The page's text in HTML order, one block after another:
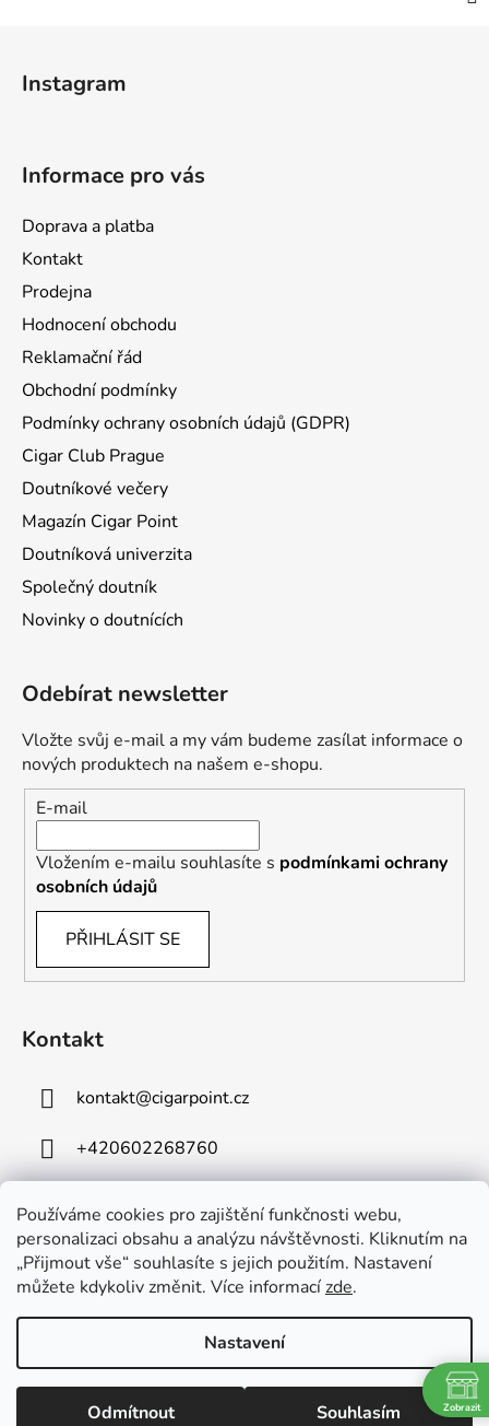
Používáme cookies pro zajištění funkčnosti webu,
personalizaci obsahu a analýzu návštěvnosti. Kliknutím na
„Přijmout vše“ souhlasíte s jejich použitím. Nastavení
můžete kdykoliv změnit. Více informacízde.
Nastavení
Odmítnout Souhlasím
Instagram
Informace pro vás
Doprava a platba
Kontakt
Prodejna
Hodnocení obchodu
Reklamační řád
Obchodní podmínky
Podmínky ochrany osobních údajů (GDPR)
Cigar Club Prague
Doutníkové večery
Magazín Cigar Point
Doutníková univerzita
Společný doutník
Novinky o doutnících
Odebírat newsletter
Vložte svůj e-mail a my vám budeme zasílat informace o
nových produktech na našem e-shopu.
E-mail
Vložením e-mailu souhlasíte s podmínkami ochrany
osobních údajů
PŘIHLÁSIT SE
Kontakt
kontakt@cigarpoint.cz
+420602268760
Cigar Point
. Všechna práva vyhrazena.
Upravit nastavení cookies
Používámeověření věku Adulto
Zobrazit